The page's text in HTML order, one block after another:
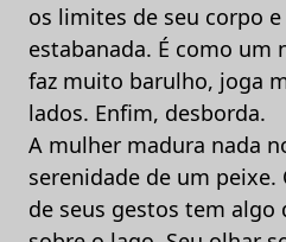
os limites de seu corpo
estabanada. É como um
faz muito barulho, joga
lados. Enfim, desborda.
A mulher madura nada
serenidade de um
de seus gestos tem algo